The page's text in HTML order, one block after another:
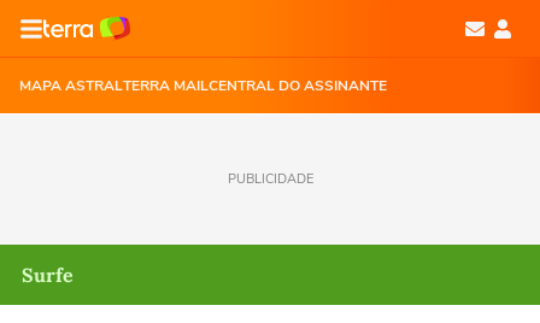
MAPA ASTRALTERRA MAILCENTRAL DO ASSINANTE
PUBLICIDADE
Surfe